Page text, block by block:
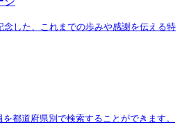
念した、これまでの歩みや感謝を伝える特
都道府県別で検索することができます。